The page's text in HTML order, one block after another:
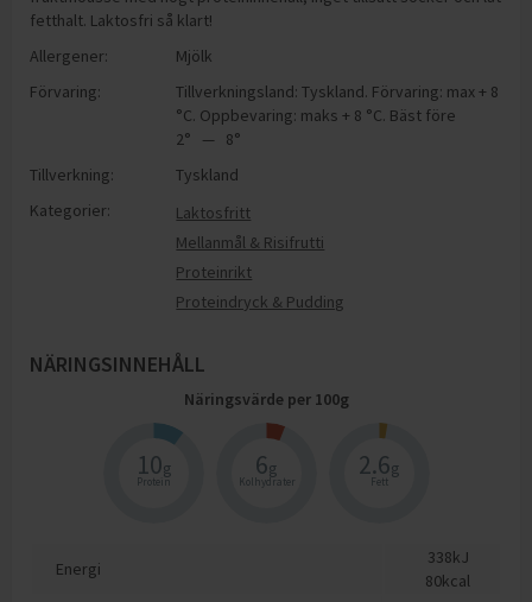
fetthalt. Laktosfri så klart!
Allergener:
Mjölk
Förvaring:
Tillverkningsland: Tyskland. Förvaring: max + 8
°C. Oppbevaring: maks + 8 °C. Bäst före
2° — 8°
Tillverkning:
Tyskland
Kategorier:
Laktosfritt
Mellanmål & Risifrutti
Proteinrikt
Proteindryck & Pudding
NÄRINGSINNEHÅLL
Näringsvärde per 100g
10g
Protein
6g
Kolhydrater
2.6g
Fett
Energi
338kJ
80kcal